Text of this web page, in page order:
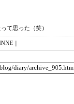
て思った（笑）
diary/archive_905.htm